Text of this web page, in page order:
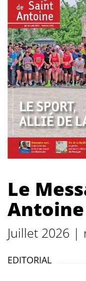
Le
Antoine
Juillet 2026 |
EDITORIAL